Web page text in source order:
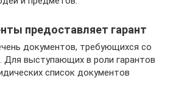
предоставляет гарант
документов, требующихся со
Для выступающих в роли гарантов
список документов